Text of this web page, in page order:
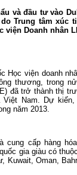
và đầu tư vào
Trung tâm xúc
viện Doanh nhân
Học viện doanh
thương, trong
đã trở thành thị
Nam. Dự
năm 2013.
cung cấp hàng
gia giàu có
Kuwait, Oman,